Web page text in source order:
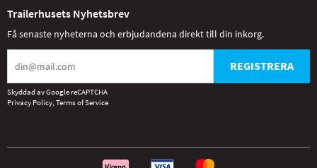
Trailerhusets Nyhetsbrev
Få senaste nyheterna och erbjudandena direkt till din inkorg.
REGISTRERA
Skyddad av Google reCAPTCHA
Privacy Policy, Terms of Service